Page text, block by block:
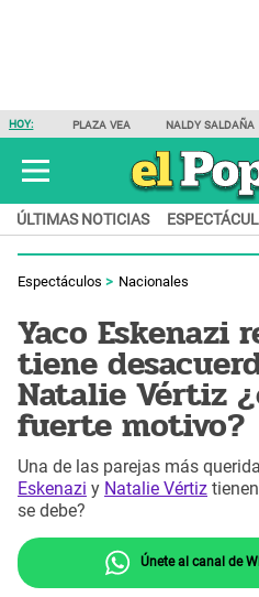
HOY: PLAZA VEA NALDY SALDAÑA
ÚLTIMAS NOTICIAS
Espectáculos Nacionales
Yaco Eskenazi
tiene
Natalie Vértiz
fuerte motivo?
Una de las parejas más
Eskenazi y Natalie Vértiz
se debe?
Únete al canal de